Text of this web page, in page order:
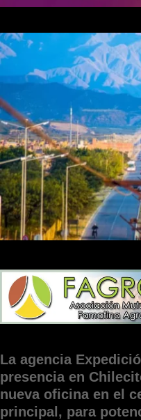
La agencia
presencia en
nueva oficina en el
principal, para